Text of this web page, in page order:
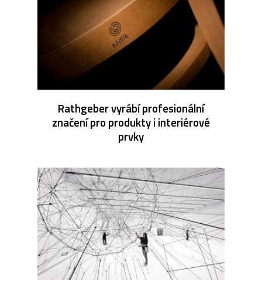
Rathgeber vyrábí profesionální
značení pro produkty i interiérové
prvky